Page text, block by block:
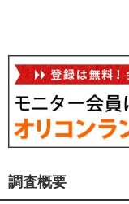
調査概要